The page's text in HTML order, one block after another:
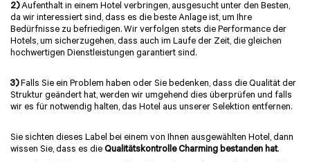
2)Aufenthalt in einem Hotel verbringen, ausgesucht unter den Besten,
da wir interessiert sind, dass es die beste Anlage ist, um Ihre
Bedürfnisse zu befriedigen. Wir verfolgen stets die Performance der
Hotels, um sicherzugehen, dass auch im Laufe der Zeit, die gleichen
hochwertigen Dienstleistungen garantiert sind.
3)Falls Sie ein Problem haben oder Sie bedenken, dass die Qualität der
Struktur geändert hat, werden wir umgehend dies überprüfen und falls
wir es für notwendig halten, das Hotel aus unserer Selektion entfernen.
Sie sichten dieses Label bei einem von Ihnen ausgewählten Hotel, dann
wissen Sie, dass es die Qualitätskontrolle Charming bestanden hat.